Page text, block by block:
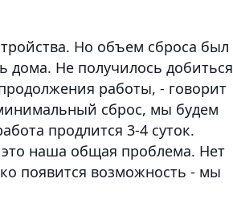
Но объем сброса был
дома. Не получилось добиться
работы, - говорит
сброс, мы будем
продлится 3-4 суток.
наша общая проблема. Нет
появится возможность - мы